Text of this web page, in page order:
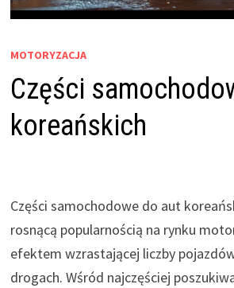
MOTORYZACJA
Części
koreańskich
Części samochodowe do aut
rosnącą popularnością na rynku
efektem wzrastającej liczby
drogach. Wśród najczęściej